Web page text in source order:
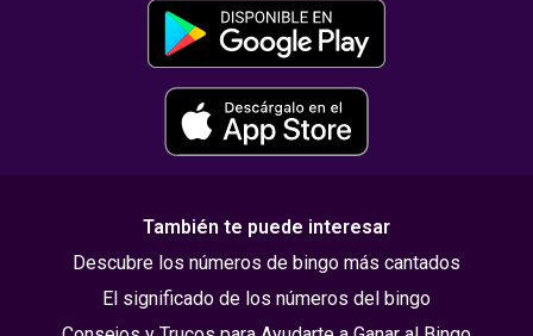
También te puede interesar
Descubre los números de bingo más cantados
El significado de los números del bingo